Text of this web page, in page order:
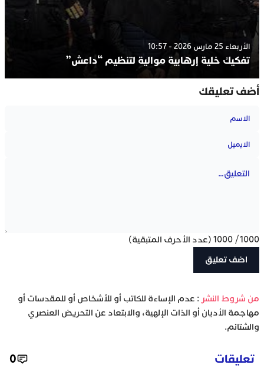
الأربعاء 25 مارس 2026 - 10:57
تفكيك خلية إرهابية موالية لتنظيم “داعش”
أضف تعليقك
1000
/
1000 (عدد الأحرف المتبقية)
‫من شروط النشر : عدم الإساءة للكاتب أو للأشخاص أو للمقدسات أو
مهاجمة الأديان أو الذات الإلهية، والابتعاد عن التحريض العنصري
والشتائم.
تعليقات 0